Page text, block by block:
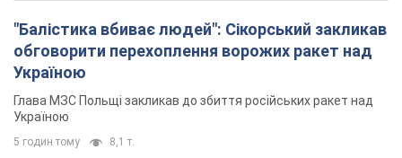
"Балістика вбиває людей": Сікорський закликав
обговорити перехоплення ворожих ракет над
Україною
Глава МЗС Польщі закликав до збиття російських ракет над
Україною
5 годин тому 8,1 т.